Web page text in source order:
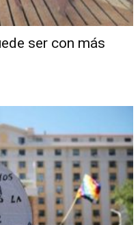
ser con más